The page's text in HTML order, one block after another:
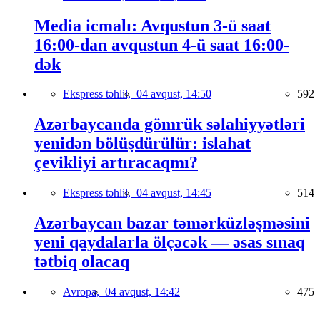
Media icmalı: Avqustun 3-ü saat
16:00-dan avqustun 4-ü saat 16:00-
dək
Ekspress təhlil, 04 avqust, 14:50 592
Azərbaycanda gömrük səlahiyyətləri
yenidən bölüşdürülür: islahat
çevikliyi artıracaqmı?
Ekspress təhlil, 04 avqust, 14:45 514
Azərbaycan bazar təmərküzləşməsini
yeni qaydalarla ölçəcək — əsas sınaq
tətbiq olacaq
Avropa, 04 avqust, 14:42 475